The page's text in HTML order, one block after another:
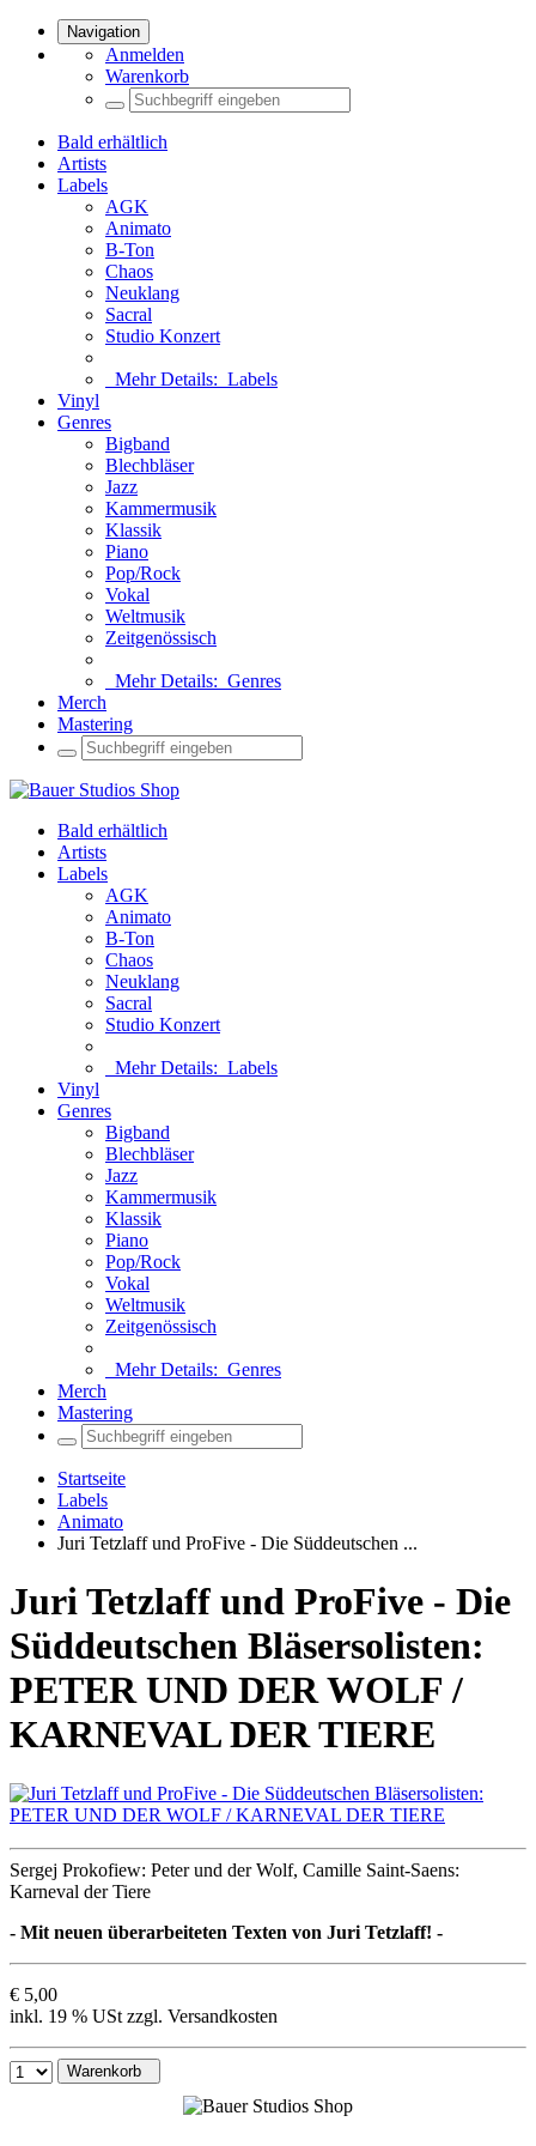
Navigation
Anmelden
Warenkorb
Bald erhältlich
Artists
Labels
AGK
Animato
B-Ton
Chaos
Neuklang
Sacral
Studio Konzert
Mehr Details: Labels
Vinyl
Genres
Bigband
Blechbläser
Jazz
Kammermusik
Klassik
Piano
Pop/Rock
Vokal
Weltmusik
Zeitgenössisch
Mehr Details: Genres
Merch
Mastering
Bald erhältlich
Artists
Labels
AGK
Animato
B-Ton
Chaos
Neuklang
Sacral
Studio Konzert
Mehr Details: Labels
Vinyl
Genres
Bigband
Blechbläser
Jazz
Kammermusik
Klassik
Piano
Pop/Rock
Vokal
Weltmusik
Zeitgenössisch
Mehr Details: Genres
Merch
Mastering
Startseite
Labels
Animato
Juri Tetzlaff und ProFive - Die Süddeutschen ...
Juri Tetzlaff und ProFive - Die
Süddeutschen Bläsersolisten:
PETER UND DER WOLF /
KARNEVAL DER TIERE
Sergej Prokofiew: Peter und der Wolf, Camille Saint-Saens:
Karneval der Tiere
- Mit neuen überarbeiteten Texten von Juri Tetzlaff! -
€ 5,00
inkl. 19 % USt zzgl. Versandkosten
Warenkorb